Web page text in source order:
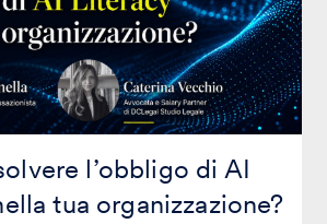
l’obbligo di AI
tua organizzazione?